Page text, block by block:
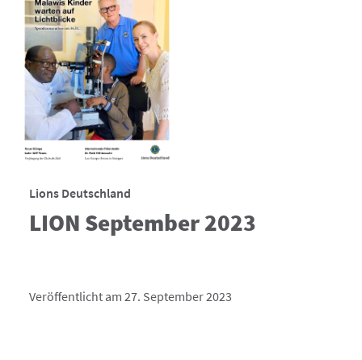
Lions Deutschland
LION September 2023
Veröffentlicht am 27. September 2023